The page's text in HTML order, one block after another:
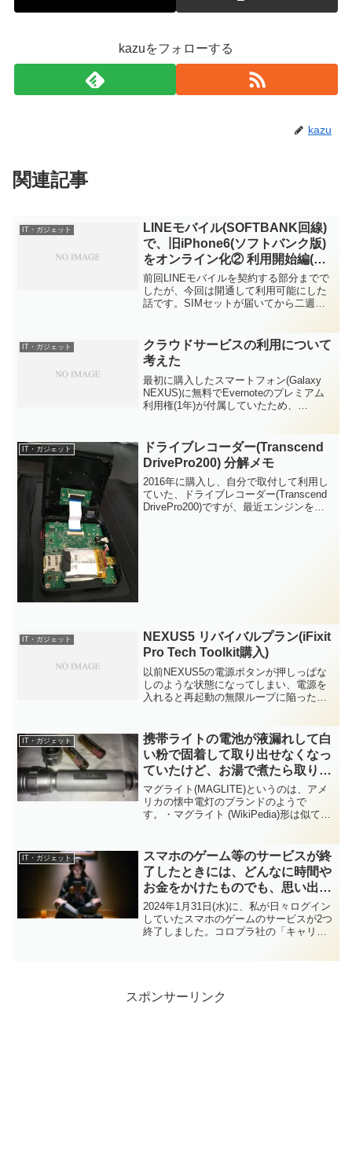
kazuをフォローする
kazu
関連記事
IT・ガジェット
LINEモバイル(SOFTBANK回線)
で、旧iPhone6(ソフトバンク版)
をオンライン化② 利用開始編(最
終回)
前回LINEモバイルを契約する部分までで
したが、今回は開通して利用可能にした
話です。SIMセットが届いてから二週間
読むと、最初に「開通手続き」をしてく
ださい、とあったの...
IT・ガジェット
クラウドサービスの利用について
考えた
最初に購入したスマートフォン(Galaxy
NEXUS)に無料でEvernoteのプレミアム
利用権(1年)が付属していたため、
たが、先日PCの誤操作(PCのタッ...
IT・ガジェット
ドライブレコーダー(Transcend
DrivePro200) 分解メモ
2016年に購入し、自分で取付して利用し
ていた、ドライブレコーダー(Transcend
DrivePro200)ですが、最近エンジンを始
IT・ガジェット
NEXUS5 リバイバルプラン(iFixit
Pro Tech Toolkit購入)
以前NEXUS5の電源ボタンが押しっぱな
しのような状態になってしまい、電源を
入れると再起動の無限ループに陥ったこ
載しましたが、しばらく復活して使えて
いたものの、数か月後...
IT・ガジェット
携帯ライトの電池が液漏れして白
い粉で固着して取り出せなくなっ
ていたけど、お湯で煮たら取り出
せて復活！
マグライト(MAGLITE)というのは、アメ
リカの懐中電灯のブランドのようで
す。・マグライト (WikiPedia)形は似てい
付かないなーと思って、電池のフタを...
IT・ガジェット
スマホのゲーム等のサービスが終
了したときには、どんなに時間や
お金をかけたものでも、思い出以
外は何も残らない～デジタル時代
の歩き方～
2024年1月31日(水)に、私が日々ログイン
していたスマホのゲームのサービスが2つ
終了しました。コロプラ社の「キャリー
スポンサーリンク